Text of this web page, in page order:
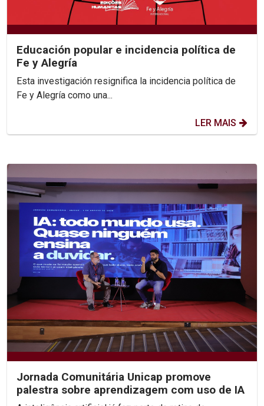
Educación popular e incidencia política de
Fe y Alegría
Esta investigación resignifica la incidencia política de
Fe y Alegría como una...
LER MAIS
Jornada Comunitária Unicap promove
palestra sobre aprendizagem com uso de IA